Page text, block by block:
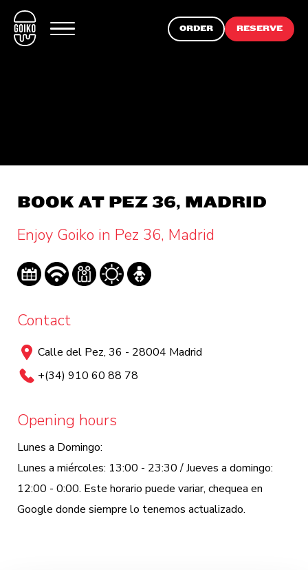
ORDER RESERVE
BOOK AT PEZ 36, MADRID
Enjoy Goiko in Pez 36, Madrid
Contact
Calle del Pez, 36 - 28004 Madrid
+(34) 910 60 88 78
Opening hours
Lunes a Domingo:
Lunes a miércoles: 13:00 - 23:30 / Jueves a domingo:
12:00 - 0:00. Este horario puede variar, chequea en
Google donde siempre lo tenemos actualizado.